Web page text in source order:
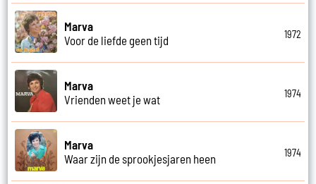
Marva
Voor de liefde geen tijd
1972
Marva
Vrienden weet je wat
1974
Marva
Waar zijn de sprookjesjaren heen
1974